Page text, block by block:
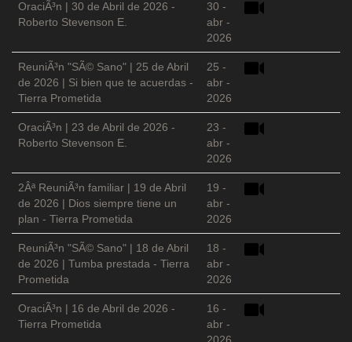
OraciÃ³n | 30 de Abril de 2026 -
Roberto Stevenson E.
30 -
abr -
2026
ReuniÃ³n "SÃ© Sano" | 25 de Abril
de 2026 | Si bien que te acuerdas -
Tierra Prometida
25 -
abr -
2026
OraciÃ³n | 23 de Abril de 2026 -
Roberto Stevenson E.
23 -
abr -
2026
2Âª ReuniÃ³n familiar | 19 de Abril
de 2026 | Dios siempre tiene un
plan - Tierra Prometida
19 -
abr -
2026
ReuniÃ³n "SÃ© Sano" | 18 de Abril
de 2026 | Tumba prestada - Tierra
Prometida
18 -
abr -
2026
OraciÃ³n | 16 de Abril de 2026 -
Tierra Prometida
16 -
abr -